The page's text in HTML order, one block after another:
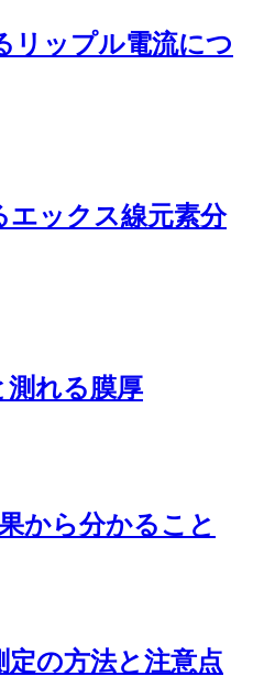
リップル電流につ
エックス線元素分
測れる膜厚
から分かること
の方法と注意点